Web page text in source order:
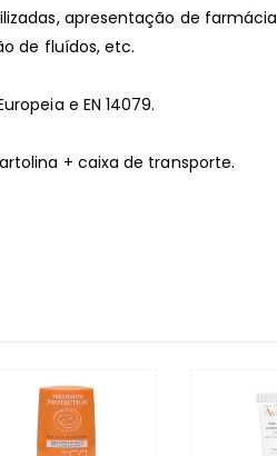
apresentação de farmácia
de fluídos, etc.
e EN 14079.
+ caixa de transporte.